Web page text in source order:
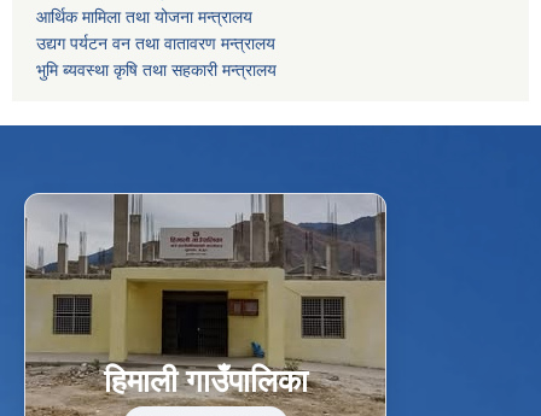
आर्थिक मामिला तथा योजना मन्त्रालय
उद्यग पर्यटन वन तथा वातावरण मन्त्रालय
भुमि ब्यवस्था कृषि तथा सहकारी मन्त्रालय
f Facebook ⋯
हिमाली गाउँपालिका